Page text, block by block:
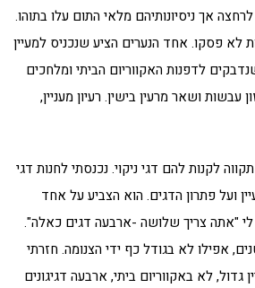
אך ניסיונותיהם מלאי התום עלו בתוהו.
לא פסקו. אחד הנערים הציע שנכניס למעיין
לדפנות האקווריום הביתי ומלחכים
עבשות ושאר מרעין בישין. רעיון מעניין,
לקנות להם דגי ניקוי. נכנסתי לחנות דגי
ועל פתרון הדגים. הוא הצביע על אחד
לי "אתה צריך שלושה -ארבעה דגים כאלה".
אפילו לא בגודל כף ידי הצנומה. חזרתי
גדול, לא באקווריום ביתי, ארבעה דגיגונים